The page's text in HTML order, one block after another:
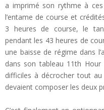
a imprimé son rythme à
l’entame de course et
3 heures de course, le
pendant les 43 heures de
une baisse de régime dans
dans son tableau 11th
difficiles à décrocher tout
devaient composer les deux